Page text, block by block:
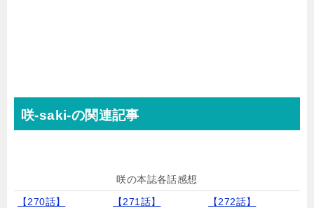
咲-saki-の関連記事
咲の本誌各話感想
【270話】
【271話】
【272話】